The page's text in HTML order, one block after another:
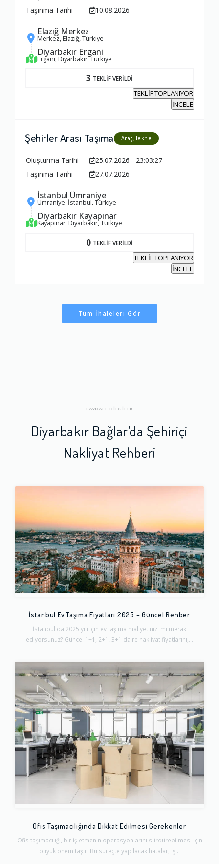
Taşınma Tarihi
10.08.2026
Elazığ Merkez
Merkez, Elazığ, Türkiye
Diyarbakır Ergani
Ergani, Diyarbakır, Türkiye
3 TEKLİF VERİLDİ
TEKLİF TOPLANIYOR
İNCELE
Şehirler Arası Taşıma Araç, Tekne
Oluşturma Tarihi
25.07.2026 - 23:03:27
Taşınma Tarihi
27.07.2026
İstanbul Ümraniye
Ümraniye, İstanbul, Türkiye
Diyarbakır Kayapınar
Kayapınar, Diyarbakır, Türkiye
0 TEKLİF VERİLDİ
TEKLİF TOPLANIYOR
İNCELE
Tüm İhaleleri Gör
FAYDALI BİLGİLER
Diyarbakır Bağlar'da Şehiriçi
Nakliyat Rehberi
İstanbul Ev Taşıma Fiyatları 2025 – Güncel Rehber
İstanbul'da 2025 yılı için ev taşıma maliyetinizi mi merak
ediyorsunuz? Güncel 1+1, 2+1, 3+1 daire nakliyat fiyatlarını,...
Ofis Taşımacılığında Dikkat Edilmesi Gerekenler
Ofis taşımacılığı, bir işletmenin operasyonlarını sürdürebilmesi için
büyük önem taşır. Bu süreçte yapılacak hatalar, iş...